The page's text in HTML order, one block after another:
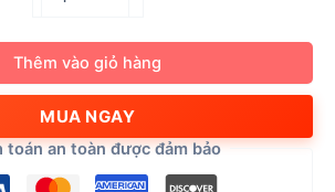
PLIER
CENTURY
TWEED
-
O'BREIN
số
Thêm vào giỏ hàng
MUA NGAY
toán an toàn được đảm bảo